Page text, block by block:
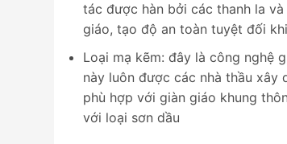
tác được hàn bởi các thanh la
giáo, tạo độ an toàn tuyệt đối
Loại mạ kẽm: đây là công nghệ
này luôn được các nhà thầu xây
phù hợp với giàn giáo khung
với loại sơn dầu